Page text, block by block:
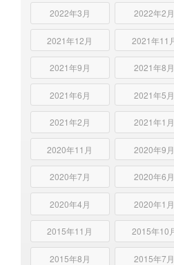
2022年3月 2022年2月
2021年12月 2021年11
2021年9月 2021年8月
2021年6月 2021年5月
2021年2月 2021年1月
2020年11月 2020年9月
2020年7月 2020年6月
2020年4月 2020年1月
2015年11月 2015年10
2015年8月 2015年7月